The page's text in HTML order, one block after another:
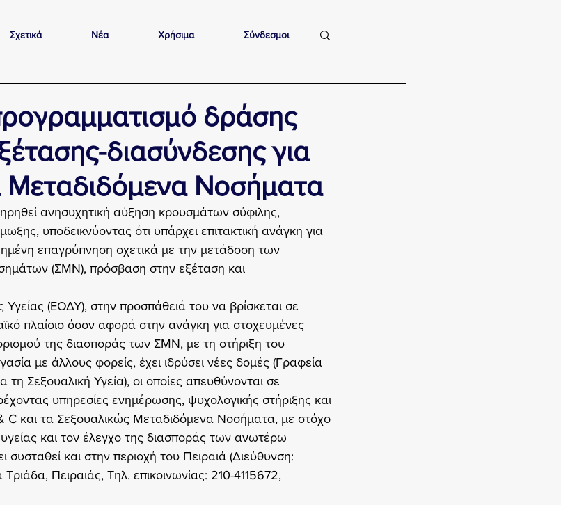
Σχετικά Νέα Χρήσιμα Σύνδεσμοι
δράσης
διασύνδεσης για
Μεταδιδόμενα Νοσήματα
ανησυχητική αύξηση κρουσμάτων σύφιλης,
υποδεικνύοντας ότι υπάρχει επιτακτική ανάγκη για
επαγρύπνηση σχετικά με την μετάδοση των
(ΣΜΝ), πρόσβαση στην εξέταση και
Υγείας (ΕΟΔΥ), στην προσπάθειά του να βρίσκεται σε
πλαίσιο όσον αφορά στην ανάγκη για στοχευμένες
της διασποράς των ΣΜΝ, με τη στήριξη του
με άλλους φορείς, έχει ιδρύσει νέες δομές (Γραφεία
τη Σεξουαλική Υγεία), οι οποίες απευθύνονται σε
υπηρεσίες ενημέρωσης, ψυχολογικής στήριξης και
C και τα Σεξουαλικώς Μεταδιδόμενα Νοσήματα, με στόχο
και τον έλεγχο της διασποράς των ανωτέρω
και στην περιοχή του Πειραιά (Διεύθυνση:
Πειραιάς, Τηλ. επικοινωνίας: 210-4115672,